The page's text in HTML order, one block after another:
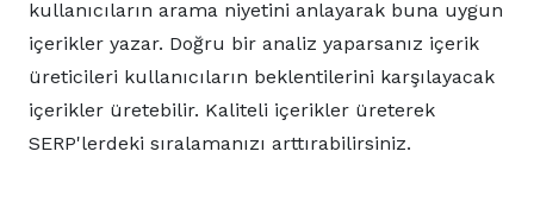
kullanıcıların arama niyetini anlayarak buna uygun
içerikler yazar. Doğru bir analiz yaparsanız içerik
üreticileri kullanıcıların beklentilerini karşılayacak
içerikler üretebilir. Kaliteli içerikler üreterek
SERP'lerdeki sıralamanızı arttırabilirsiniz.